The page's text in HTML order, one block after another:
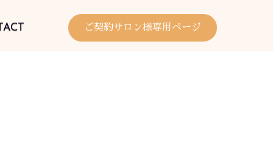
ご契約サロン様専用ページ